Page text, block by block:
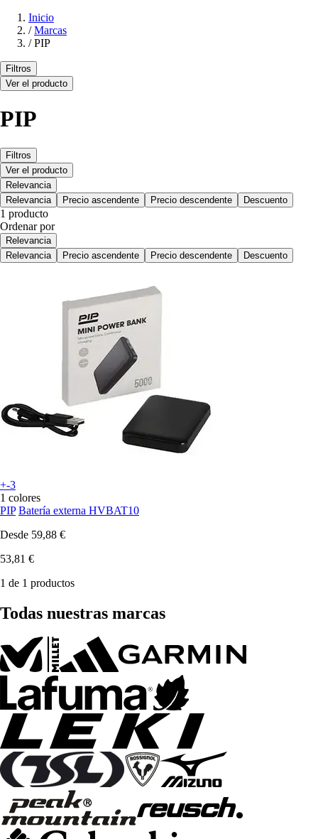
Inicio
/ Marcas
/ PIP
Filtros
Ver el producto
PIP
Filtros
Ver el producto
Relevancia
Relevancia
Precio ascendente Precio descendente Descuento
1 producto
Ordenar por
Relevancia
Relevancia
Precio ascendente Precio descendente Descuento
+-3
1 colores
PIP Batería externa HVBAT10
Desde 59,88 €
53,81 €
1 de 1 productos
Todas nuestras marcas